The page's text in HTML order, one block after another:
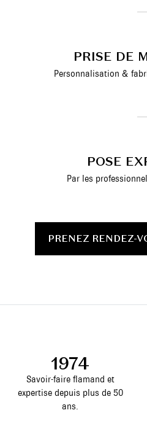
PRISE DE
Personnalisation &
POSE
Par les
PRENEZ RENDEZ-
1974
Savoir-faire flamand et
expertise depuis plus de 50
ans.